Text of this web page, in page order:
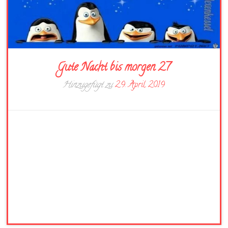
Gute Nacht bis morgen 27
Hinzugefügt zu29. April 2019